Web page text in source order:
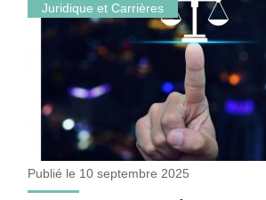
Juridique et Carrières
Publié le 10 septembre 2025